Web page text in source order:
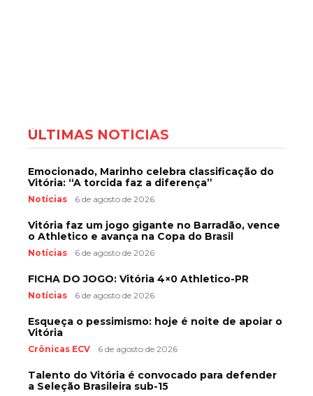
ÚLTIMAS NOTÍCIAS
Emocionado, Marinho celebra classificação do
Vitória: “A torcida faz a diferença”
Notícias 6 de agosto de 2026
Vitória faz um jogo gigante no Barradão, vence
o Athletico e avança na Copa do Brasil
Notícias 6 de agosto de 2026
FICHA DO JOGO: Vitória 4×0 Athletico-PR
Notícias 6 de agosto de 2026
Esqueça o pessimismo: hoje é noite de apoiar o
Vitória
Crônicas ECV 6 de agosto de 2026
Talento do Vitória é convocado para defender
a Seleção Brasileira sub-15